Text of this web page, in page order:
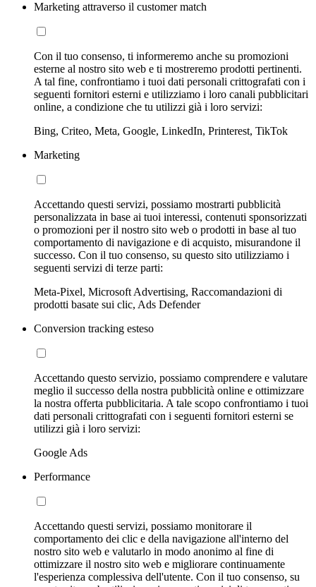
Marketing attraverso il customer match
Con il tuo consenso, ti informeremo anche su promozioni
esterne al nostro sito web e ti mostreremo prodotti pertinenti.
A tal fine, confrontiamo i tuoi dati personali crittografati con i
seguenti fornitori esterni e utilizziamo i loro canali pubblicitari
online, a condizione che tu utilizzi già i loro servizi:
Bing, Criteo, Meta, Google, LinkedIn, Printerest, TikTok
Marketing
Accettando questi servizi, possiamo mostrarti pubblicità
personalizzata in base ai tuoi interessi, contenuti sponsorizzati
o promozioni per il nostro sito web o prodotti in base al tuo
comportamento di navigazione e di acquisto, misurandone il
successo. Con il tuo consenso, su questo sito utilizziamo i
seguenti servizi di terze parti:
Meta-Pixel, Microsoft Advertising, Raccomandazioni di
prodotti basate sui clic, Ads Defender
Conversion tracking esteso
Accettando questo servizio, possiamo comprendere e valutare
meglio il successo della nostra pubblicità online e ottimizzare
la nostra offerta pubblicitaria. A tale scopo confrontiamo i tuoi
dati personali crittografati con i seguenti fornitori esterni se
utilizzi già i loro servizi:
Google Ads
Performance
Accettando questi servizi, possiamo monitorare il
comportamento dei clic e della navigazione all'interno del
nostro sito web e valutarlo in modo anonimo al fine di
ottimizzare il nostro sito web e migliorare continuamente
l'esperienza complessiva dell'utente. Con il tuo consenso, su